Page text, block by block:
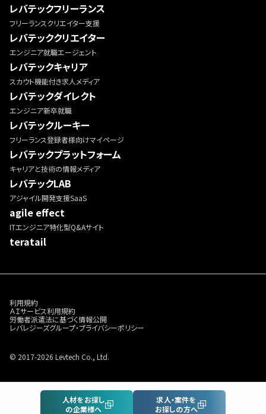
人材をお探し
の企業様へ
求人・案件を
お探しの方へ
レバテックフリーランス
フリーランスクリエイター支援
レバテッククリエイター
エンジニア就職エージェント
レバテックキャリア
スカウト機能付き求人メディア
レバテックダイレクト
エンジニア新卒就職
レバテックルーキー
フリーランス登録者様向けマイページ
レバテックプラットフォーム
キャリアと技術の情報メディア
レバテックLAB
アジャイル開発支援SaaS
agile effect
ITエンジニア特化型Q&Aサイト
teratail
利用規約
ＡＩサービス利用規約
労働者派遣法に基づく情報公開
レバレジーズグループ・プライバシーポリシー
© 2017-2026 Levtech Co., Ltd.